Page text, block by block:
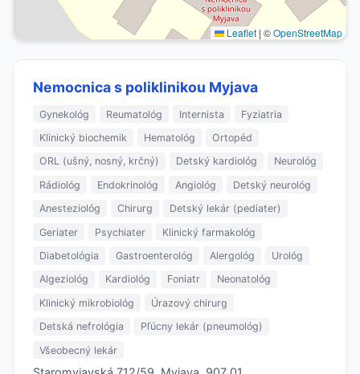
Leaflet | ©OpenStreetMap
Nemocnica s poliklinikou Myjava
Gynekológ Reumatológ Internista
Fyziatria
Klinický biochemik
Hematológ
Ortopéd
ORL (ušný, nosný, krčný)
Detský kardiológ
Neurológ
Rádiológ
Endokrinológ Angiológ
Detský neurológ
Anesteziológ
Chirurg
Detský lekár (pediater)
Geriater
Psychiater
Klinický farmakológ
Diabetológia
Gastroenterológ Alergológ
Urológ
Algeziológ
Kardiológ Foniatr
Neonatológ
Klinický mikrobiológ
Úrazový chirurg
Detská nefrológia
Pľúcny lekár (pneumológ)
Všeobecný lekár